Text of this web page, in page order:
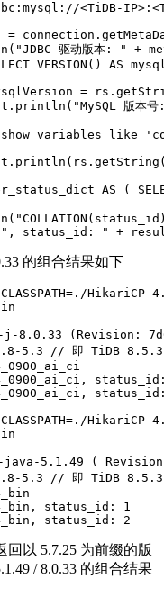
<TiDB-
=
驱动版本: " +
VERSION() AS
=
版本
variables like
AS (
的组合结果如下
CLASSPATH=./
j-8.0.33 (Revision:
5.3 // 即 TiDB 8.5.3
CLASSPATH=./
java-5.1.49 ( Revision:
5.3 // 即 TiDB 8.5.3
status_id: 1
回以 5.7.25 为前缀的版
/ 8.0.33 的组合结果